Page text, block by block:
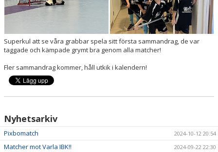
Superkul att se våra grabbar spela sitt första sammandrag, de var
taggade och kämpade grymt bra genom alla matcher!
Fler sammandrag kommer, håll utkik i kalendern!
Nyhetsarkiv
Pixbomatch 2024-10-12 20:54
Matcher mot Varla IBK!! 2024-09-22 22:30